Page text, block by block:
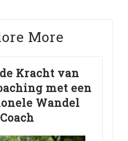
More
Kracht van
met een
Wandel
Coach